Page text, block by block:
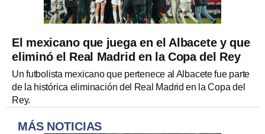
El mexicano que juega en el Albacete y que
eliminó el Real Madrid en la Copa del Rey
Un futbolista mexicano que pertenece al Albacete fue parte
de la histórica eliminación del Real Madrid en la Copa del
Rey.
MÁS NOTICIAS